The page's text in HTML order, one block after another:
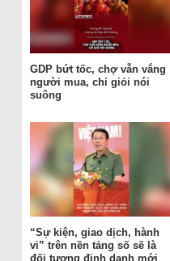
GDP bứt tốc, chợ vẫn vắng
người mua, chỉ giỏi nói
suông
“Sự kiện, giao dịch, hành
vi” trên nền tảng số sẽ là
đối tượng định danh mới